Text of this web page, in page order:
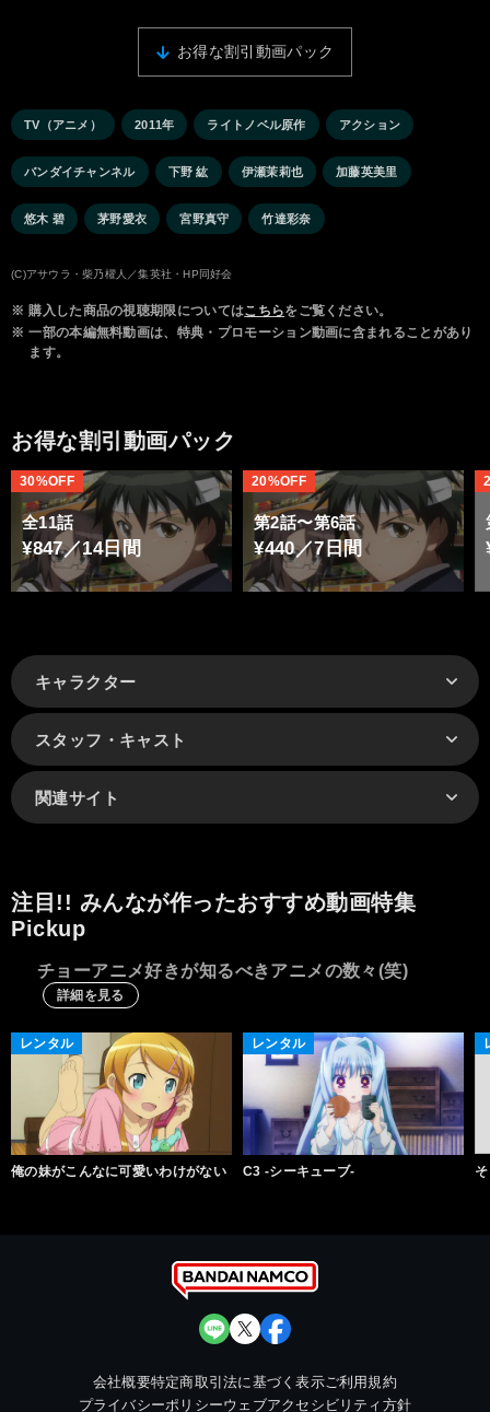
お得な割引動画パック
TV（アニメ） 2011年 ライトノベル原作 アクション
バンダイチャンネル 下野 紘 伊瀬茉莉也 加藤英美里
悠木 碧 茅野愛衣 宮野真守 竹達彩奈
(C)アサウラ・柴乃櫂人／集英社・HP同好会
※ 購入した商品の視聴期限についてはこちらをご覧ください。
※ 一部の本編無料動画は、特典・プロモーション動画に含まれることがあり
ます。
お得な割引動画パック
全11話
¥847／14日間
30%OFF
第2話〜第6話
¥440／7日間
20%OFF
キャラクター
スタッフ・キャスト
関連サイト
注目!! みんなが作ったおすすめ動画特集
Pickup
チョーアニメ好きが知るべきアニメの数々(笑)
詳細を見る
レンタル
俺の妹がこんなに可愛いわけがない
レンタル
C3 -シーキューブ-
会社概要特定商取引法に基づく表示ご利用規約
プライバシーポリシーウェブアクセシビリティ方針